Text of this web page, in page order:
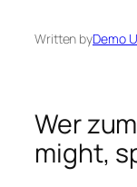
Written byDemo
Wer
might,